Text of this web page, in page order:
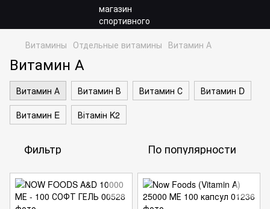
Витамины Отдельные витамины Витамин А
Витамин А
Витамин А Витамин В Витамин С
Витамин D
Витамин E
Вітамін K2
Фильтр По популярности